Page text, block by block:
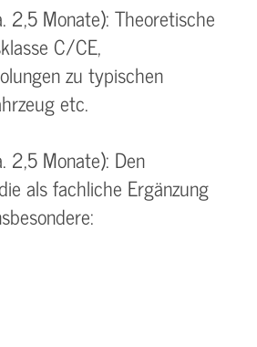
Monate): Theoretische
C/CE,
zu typischen
etc.
2,5 Monate): Den
als fachliche Ergänzung